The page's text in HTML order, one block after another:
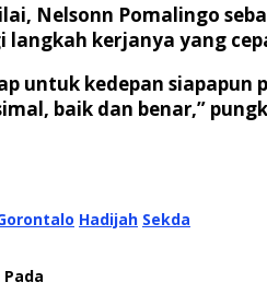
Nelsonn Pomalingo
langkah kerjanya yang
untuk kedepan
baik dan benar,”
Hadijah Sekda